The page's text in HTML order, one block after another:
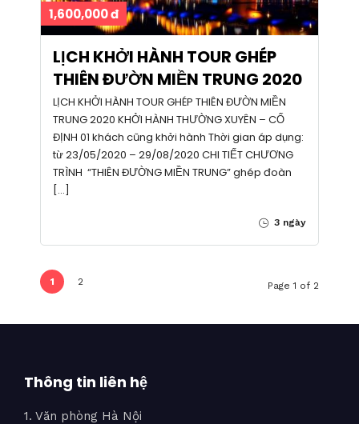
1,600,000 đ
LỊCH KHỞI HÀNH TOUR GHÉP
THIÊN ĐƯỜN MIỀN TRUNG 2020
LỊCH KHỞI HÀNH TOUR GHÉP THIÊN ĐƯỜN MIỀN
TRUNG 2020 KHỞI HÀNH THƯỜNG XUYÊN – CỐ
ĐỊNH 01 khách cũng khởi hành Thời gian áp dụng:
từ 23/05/2020 – 29/08/2020 CHI TIẾT CHƯƠNG
TRÌNH “THIÊN ĐƯỜNG MIỀN TRUNG” ghép đoàn
[…]
3 ngày
1 2 Page 1 of 2
Thông tin liên hệ
1. Văn phòng Hà Nội